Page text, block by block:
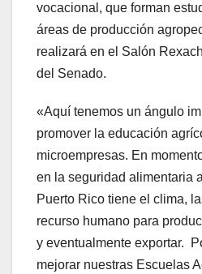
vocacional, que forman
áreas de producción
realizará en el Salón
del Senado.
«Aquí tenemos un ángulo
promover la educación
microempresas. En
en la seguridad alimentaria
Puerto Rico tiene el clima,
recurso humano para
y eventualmente exportar.
mejorar nuestras Escuelas